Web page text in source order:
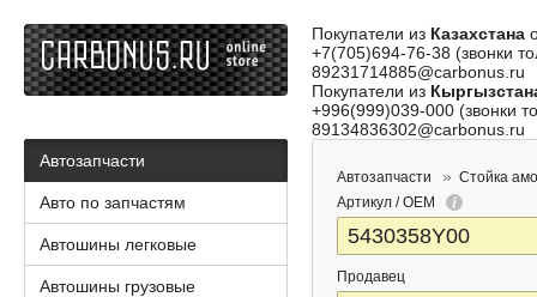
Покупатели из Казахстана
+7(705)694-76-38 (звонки
89231714885@carbonus.ru
Покупатели из
+996(999)039-000 (звонки
89134836302@carbonus.ru
Автозапчасти
Стойка
Артикул / OEM
Продавец
Автозапчасти
Авто по запчастям
Автошины легковые
Автошины грузовые